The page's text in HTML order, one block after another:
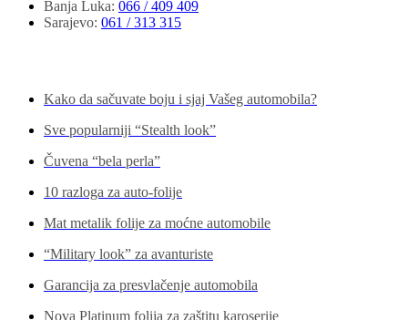
Banja Luka: 066 / 409 409
Sarajevo: 061 / 313 315
Kako da sačuvate boju i sjaj Vašeg automobila?
Sve popularniji “Stealth look”
Čuvena “bela perla”
10 razloga za auto-folije
Mat metalik folije za moćne automobile
“Military look” za avanturiste
Garancija za presvlačenje automobila
Nova Platinum folija za zaštitu karoserije